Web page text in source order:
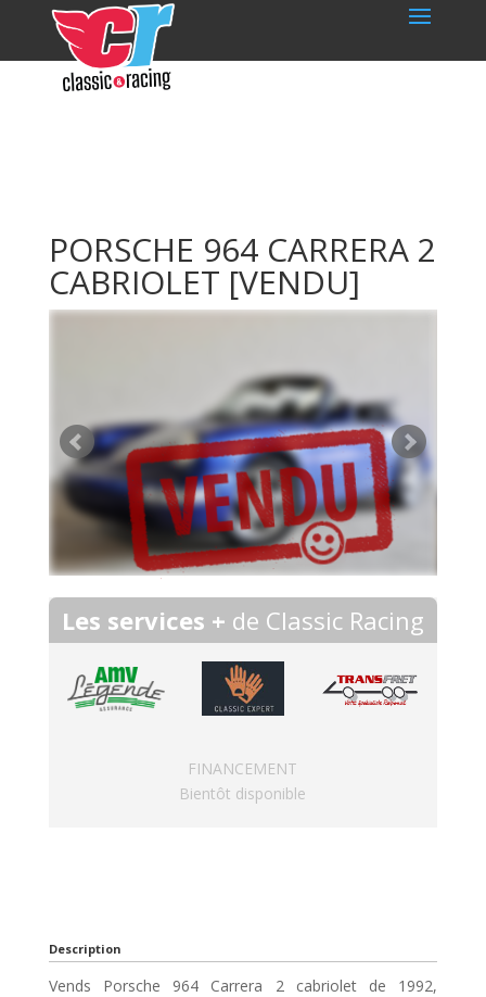
PORSCHE 964 CARRERA 2
CABRIOLET [VENDU]
Les services + de Classic Racing
FINANCEMENT
Bientôt disponible
Description
Vends Porsche 964 Carrera 2 cabriolet de 1992,